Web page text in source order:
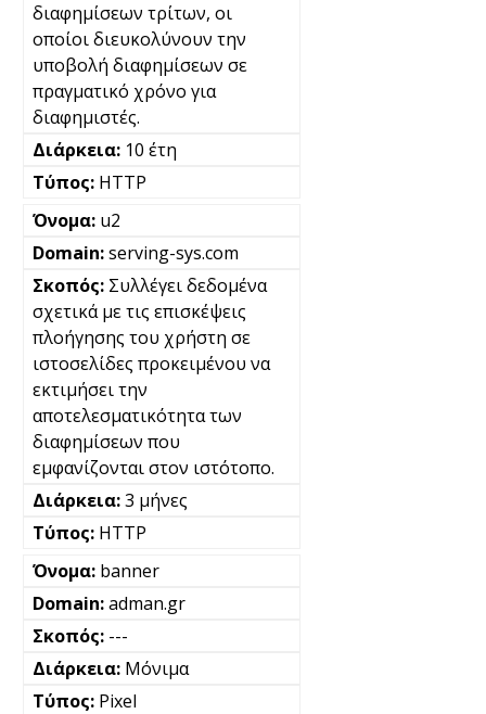
διαφημίσεων τρίτων, οι
οποίοι διευκολύνουν την
υποβολή διαφημίσεων σε
πραγματικό χρόνο για
διαφημιστές.
10 έτη
HTTP
u2
serving-sys.com
Συλλέγει δεδομένα
σχετικά με τις επισκέψεις
πλοήγησης του χρήστη σε
ιστοσελίδες προκειμένου να
εκτιμήσει την
αποτελεσματικότητα των
διαφημίσεων που
εμφανίζονται στον ιστότοπο.
3 μήνες
HTTP
banner
adman.gr
---
Μόνιμα
Pixel